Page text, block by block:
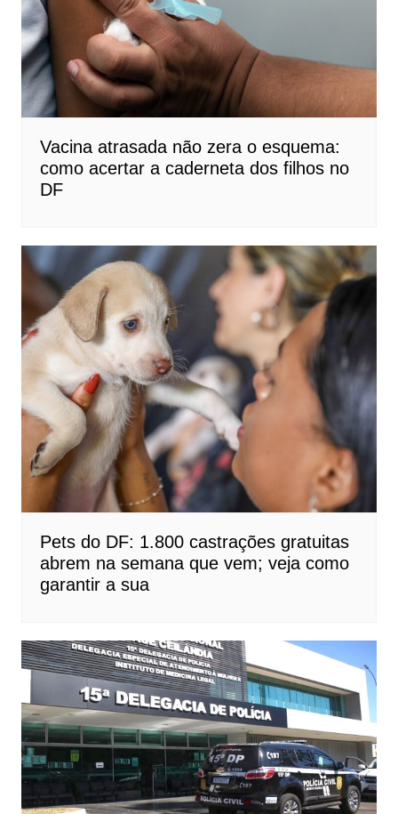
Vacina atrasada não zera o esquema:
como acertar a caderneta dos filhos no
DF
Pets do DF: 1.800 castrações gratuitas
abrem na semana que vem; veja como
garantir a sua